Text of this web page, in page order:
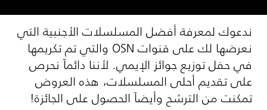
ندعوك لمعرفة أفضل المسلسلات الأجنبية التي
نعرضها لك على قنوات OSN والتي تم تكريمها
في حفل توزيع جوائز الإيمي. لأننا دائماً نحرص
على تقديم أحلى المسلسلات، هذه العروض
تمكنت من الترشح وأيضاً الحصول على الجائزة!